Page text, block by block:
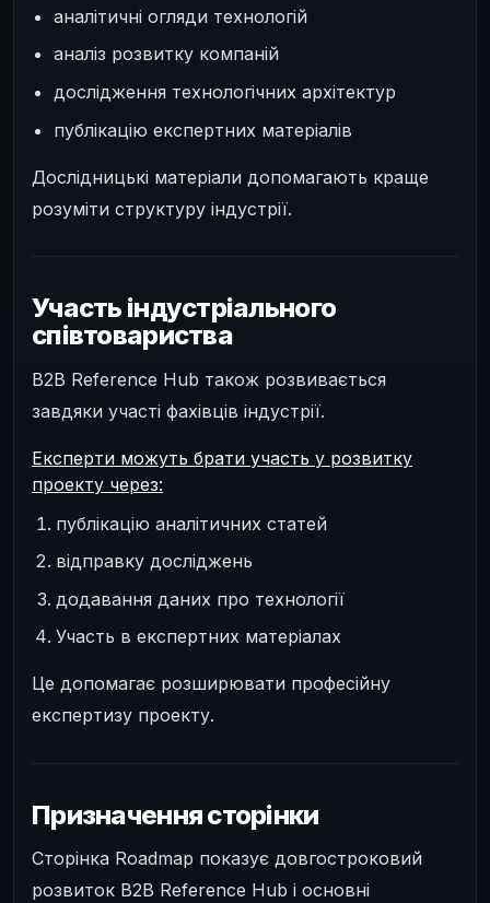
аналітичні огляди технологій
аналіз розвитку компаній
дослідження технологічних архітектур
публікацію експертних матеріалів
Дослідницькі матеріали допомагають краще
розуміти структуру індустрії.
Участь індустріального
співтовариства
B2B Reference Hub також розвивається
завдяки участі фахівців індустрії.
Експерти можуть брати участь у розвитку
проекту через:
публікацію аналітичних статей
відправку досліджень
додавання даних про технології
Участь в експертних матеріалах
Це допомагає розширювати професійну
експертизу проекту.
Призначення сторінки
Сторінка Roadmap показує довгостроковий
розвиток B2B Reference Hub і основні